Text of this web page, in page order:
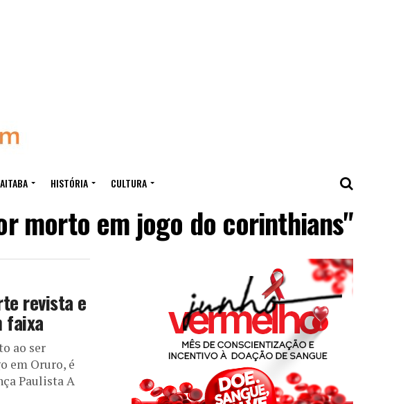
HISTÓRIA CULTURA
morto em jogo do corinthians"
revista e
faixa
ao ser
em Oruro, é
Paulista A